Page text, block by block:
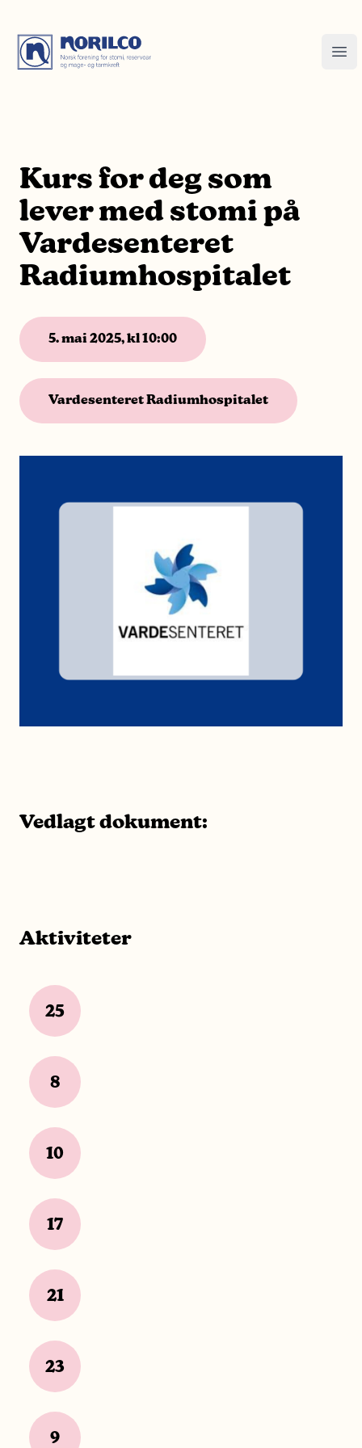
Kurs for deg som
lever med stomi på
Vardesenteret
Radiumhospitalet
5. mai 2025, kl 10:00
Vardesenteret Radiumhospitalet
Vedlagt dokument:
Aktiviteter
25
8
10
17
21
23
9